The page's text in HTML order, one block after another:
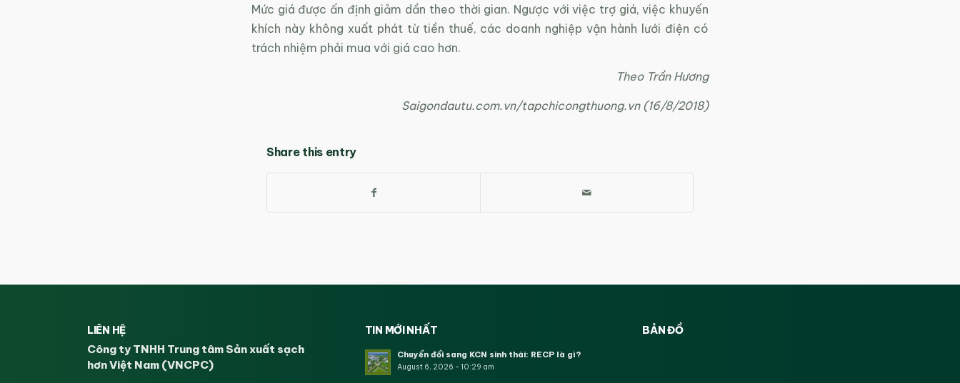
Mức giá được ấn định giảm dần theo thời gian. Ngược với việc trợ giá, việc khuyến
khích này không xuất phát từ tiền thuế, các doanh nghiệp vận hành lưới điện có
trách nhiệm phải mua với giá cao hơn.
Theo Trần Hương
Saigondautu.com.vn/tapchicongthuong.vn (16/8/2018)
Share this entry
LIÊN HỆ
Công ty TNHH Trung tâm Sản xuất sạch
hơn Việt Nam (VNCPC)
TIN MỚI NHẤT
Chuyển đổi sang KCN sinh thái: RECP là gì?
August 6, 2026 - 10:29 am
BẢN ĐỒ